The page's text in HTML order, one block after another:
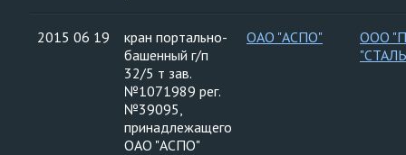
2015 06 19
кран портально-
башенный г/п
32/5 т зав.
№1071989 рег.
№39095,
принадлежащего
ОАО "АСПО"
ОАО "АСПО"
ООО